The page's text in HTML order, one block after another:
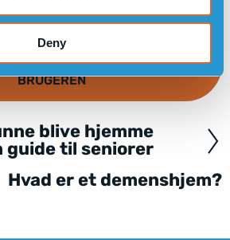
Deny
SENSOREMS SMARTUR KAN
OG FRIHED FOR
BRUGEREN
blive hjemme
guide til seniorer
Hvad er et demenshjem?